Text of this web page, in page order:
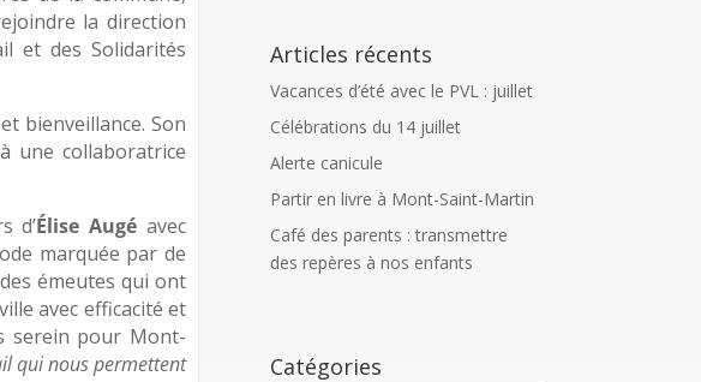
la direction
et des Solidarités
bienveillance. Son
une collaboratrice
d’Élise Augé avec
marquée par de
émeutes qui ont
avec efficacité et
serein pour Mont-
qui nous permettent
Articles récents
Vacances d’été avec le PVL : juillet
Célébrations du 14 juillet
Alerte canicule
Partir en livre à Mont-Saint-Martin
Café des parents : transmettre
des repères à nos enfants
Catégories